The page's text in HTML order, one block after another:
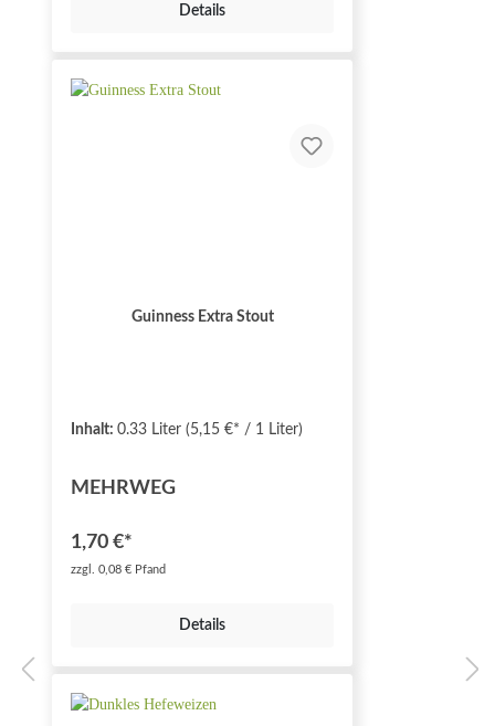
Details
Guinness Extra Stout
Inhalt: 0.33 Liter (5,15 €* / 1 Liter)
MEHRWEG
1,70 €*
zzgl. 0,08 € Pfand
Details